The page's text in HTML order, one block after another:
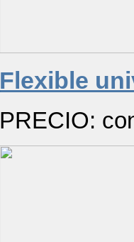
Flexible
PRECIO: